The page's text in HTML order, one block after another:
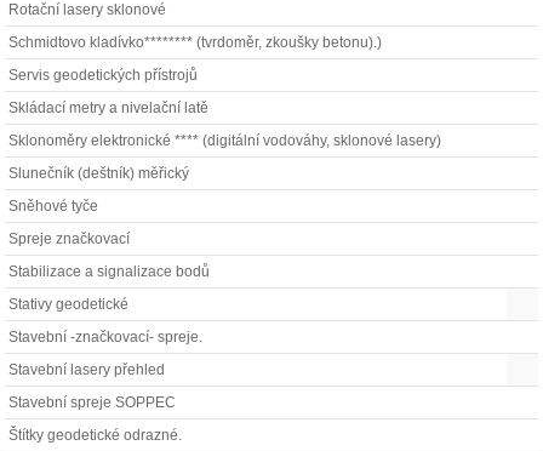
Rotační lasery sklonové
Schmidtovo kladívko******** (tvrdoměr, zkoušky betonu).)
Servis geodetických přístrojů
Skládací metry a nivelační latě
Sklonoměry elektronické **** (digitální vodováhy, sklonové lasery)
Slunečník (deštník) měřický
Sněhové tyče
Spreje značkovací
Stabilizace a signalizace bodů
Stativy geodetické
Stavební -značkovací- spreje.
Stavební lasery přehled
Stavební spreje SOPPEC
Štítky geodetické odrazné.